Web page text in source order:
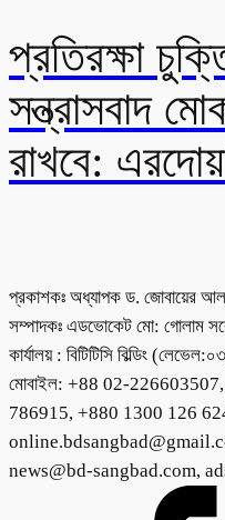
প্রতিরক্ষা
সন্ত্রাসবাদ
রাখবে:
প্রকাশকঃ অধ্যাপক ড. জোবায়ের
সম্পাদকঃ এডভোকেট মো: গোলাম
কার্যালয় : বিটিটিসি বিল্ডিং
মোবাইল: +88 02-
786915, +880 1300 126
news@bd-sangbad.com,